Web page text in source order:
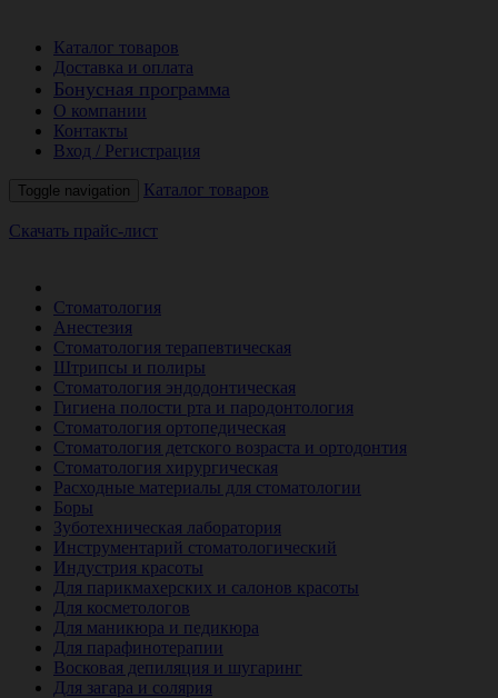
Каталог товаров
Доставка и оплата
Бонусная программа
О компании
Контакты
Вход / Регистрация
Toggle navigation Каталог товаров
Скачать прайс-лист
Стоматология
Анестезия
Стоматология терапевтическая
Штрипсы и полиры
Стоматология эндодонтическая
Гигиена полости рта и пародонтология
Стоматология ортопедическая
Стоматология детского возраста и ортодонтия
Стоматология хирургическая
Расходные материалы для стоматологии
Боры
Зуботехническая лаборатория
Инструментарий стоматологический
Индустрия красоты
Для парикмахерских и салонов красоты
Для косметологов
Для маникюра и педикюра
Для парафинотерапии
Восковая депиляция и шугаринг
Для загара и солярия